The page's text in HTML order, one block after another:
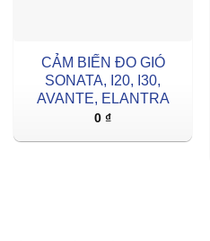
CẢM BIẾN ĐO GIÓ
SONATA, I20, I30,
AVANTE, ELANTRA
0 ₫